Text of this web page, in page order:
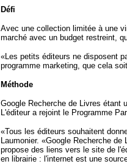
Défi
Avec une collection limitée à une
marché avec un budget restreint,
«Les petits éditeurs ne disposent
programme marketing, que cela
Méthode
Google Recherche de Livres étant
L'éditeur a rejoint le Programme
«Tous les éditeurs souhaitent
Laumonier. «Google Recherche
propose des liens vers le site de
en librairie : l'internet est une